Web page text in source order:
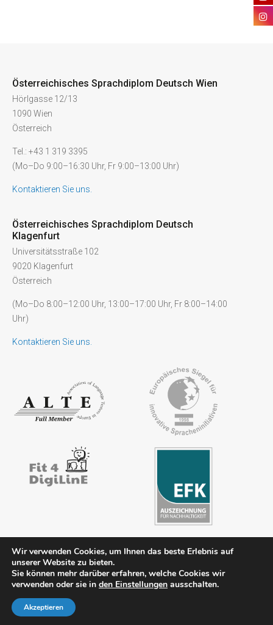
Österreichisches Sprachdiplom Deutsch Wien
Hörlgasse 12/13
1090 Wien
Österreich
Tel.: +43 1 319 3395
(Mo–Do 9:00–16:30 Uhr, Fr 9:00–13:00 Uhr)
Kontaktieren Sie uns.
Österreichisches Sprachdiplom Deutsch
Klagenfurt
Universitätsstraße 102
9020 Klagenfurt
Österreich
(Mo–Do 8:00–12:00 Uhr, 13:00–17:00 Uhr, Fr 8:00–14:00
Uhr)
Kontaktieren Sie uns.
Impressum Kontakt AGB Datenschutz FAQ
Downloads
Mitgliederbereich
Literaturhinweise
© 2026 ÖSD - Österreichisches Sprachdiplom Deutsch
Wir verwenden Cookies, um Ihnen das beste Erlebnis auf
unserer Website zu bieten.
Sie können mehr darüber erfahren, welche Cookies wir
verwenden oder sie in den Einstellungen ausschalten.
Akzeptieren